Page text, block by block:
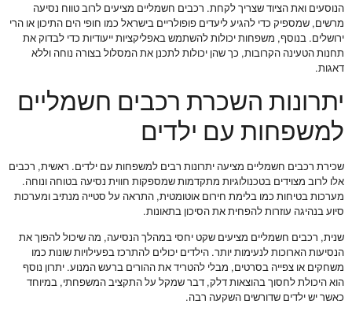
הנוסעים ואת הציוד שצריך לקחת. רכבים חשמליים מציעים לרוב טווח נסיעה
מרשים, שמספיק כדי להגיע ליעדים פופולריים בישראל כמו חופי הים התיכון או הרי
ירושלים. בנוסף, משפחות יכולות להשתמש באפליקציות ייעודיות כדי לבדוק את
תחנות הטעינה הקרובות, כך שהן יכולות לתכנן את המסלול בצורה נוחה וללא
דאגות.
יתרונות השכרת רכבים חשמליים
למשפחות עם ילדים
שכירת רכבים חשמליים מציעה יתרונות רבים למשפחות עם ילדים. ראשית, רכבים
אלו לרוב מצוידים בטכנולוגיות מתקדמות שמספקות חווית נסיעה בטוחה ונוחה.
מערכות בטיחות כמו בלימת חירום אוטומטית, התראה על סטייה מנתיב ומערכות
סיוע בנהיגה עוזרות להפחית את הסיכון בתאונות.
שנית, רכבים חשמליים מציעים שקט יחסי במהלך הנסיעה, מה שיכול להפוך את
הנסיעות הארוכות לנעימות יותר. הילדים יכולים להתרכז בפעילויות שונות כמו
משחקים או צפייה בסרטים, מבלי להטריד את ההורים ברעש המנוע. יתרון נוסף
הוא היכולת לחסוך בהוצאות דלק, דבר שמקל על התקציב המשפחתי, במיוחד
כאשר יש ילדים שדורשים השקעה רבה.